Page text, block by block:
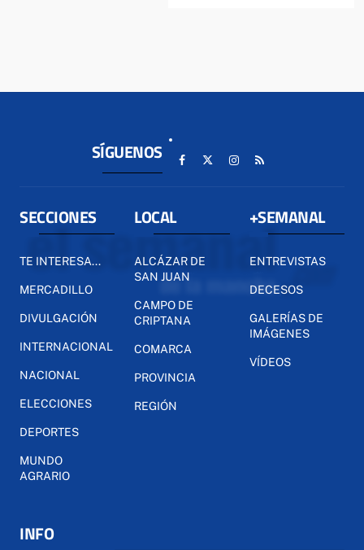
SÍGUENOS
SECCIONES
TE INTERESA...
MERCADILLO
DIVULGACIÓN
INTERNACIONAL
NACIONAL
ELECCIONES
DEPORTES
MUNDO
AGRARIO
LOCAL
ALCÁZAR DE
SAN JUAN
CAMPO DE
CRIPTANA
COMARCA
PROVINCIA
REGIÓN
+SEMANAL
ENTREVISTAS
DECESOS
GALERÍAS DE
IMÁGENES
VÍDEOS
INFO